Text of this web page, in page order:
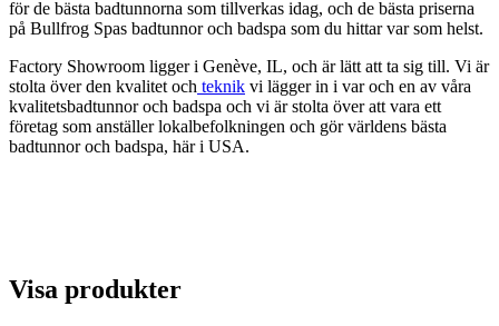
för de bästa badtunnorna som tillverkas idag, och de bästa priserna
på Bullfrog Spas badtunnor och badspa som du hittar var som helst.
Factory Showroom ligger i Genève, IL, och är lätt att ta sig till. Vi är
stolta över den kvalitet och teknik vi lägger in i var och en av våra
kvalitetsbadtunnor och badspa och vi är stolta över att vara ett
företag som anställer lokalbefolkningen och gör världens bästa
badtunnor och badspa, här i USA.
Visa produkter